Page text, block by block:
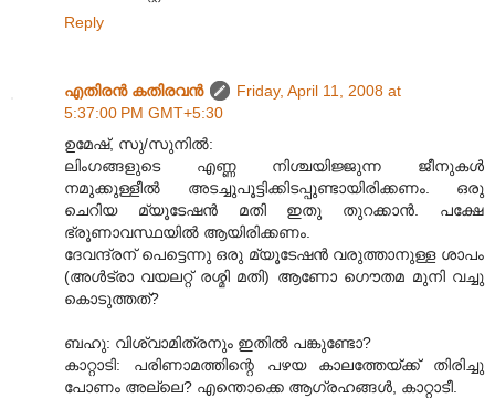
Reply
എതിരന്‍ കതിരവന്‍
Friday, April 11, 2008 at
5:37:00 PM GMT+5:30
ഉമേഷ്, സു/സുനില്‍:
ലിംഗങ്ങളുടെ എണ്ണ നിശ്ചയിജ്ജുന്ന ജീനുകള്‍
നമുക്കുള്ളീല്‍ അടച്ചുപൂട്ടിക്കിടപ്പുണ്ടായിരിക്കണം. ഒരു
ചെറിയ മ്യൂടേഷന്‍ മതി ഇതു തുറക്കാന്‍. പക്ഷേ
ഭ്രൂണാവസ്ഥയില്‍ ആയിരിക്കണം.
ദേവന്ദ്രന് പെട്ടെന്നു ഒരു മ്യൂടേഷന്‍ വരുത്താനുള്ള ശാപം
(അള്‍ട്രാ വയലറ്റ് രശ്മി മതി) ആണോ ഗൌതമ മുനി വച്ചു
കൊടുത്തത്?
ബഹു: വിശ്വാമിത്രനും ഇതില്‍ പങ്കുണ്ടോ?
കാറ്റാടി: പരിണാമത്തിന്റെ പഴയ കാലത്തേയ്ക്ക് തിരിച്ചു
പോണം അല്ലെ? എന്തൊക്കെ ആഗ്രഹങ്ങള്‍, കാറ്റാടീ.